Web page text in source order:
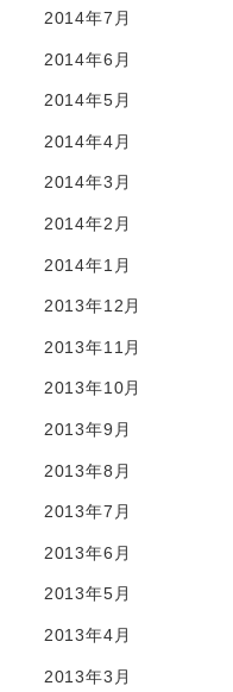
2014年7月
2014年6月
2014年5月
2014年4月
2014年3月
2014年2月
2014年1月
2013年12月
2013年11月
2013年10月
2013年9月
2013年8月
2013年7月
2013年6月
2013年5月
2013年4月
2013年3月